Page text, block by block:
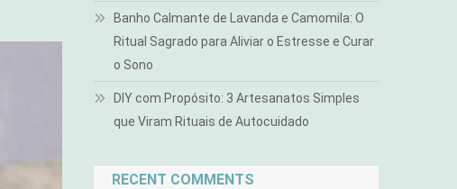
Banho Calmante de Lavanda e Camomila: O
Ritual Sagrado para Aliviar o Estresse e Curar
o Sono
DIY com Propósito: 3 Artesanatos Simples
que Viram Rituais de Autocuidado
RECENT COMMENTS